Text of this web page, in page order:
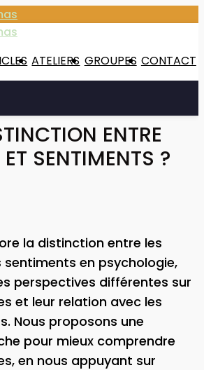
ATELIERS GROUPES CONTACT
ENTRE
SENTIMENTS ?
la distinction entre les
en psychologie,
perspectives différentes sur
et leur relation avec les
Nous proposons une
pour mieux comprendre
en nous appuyant sur